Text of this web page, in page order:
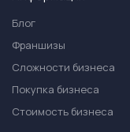
Блог
Франшизы
Сложности бизнеса
Покупка бизнеса
Стоимость бизнеса